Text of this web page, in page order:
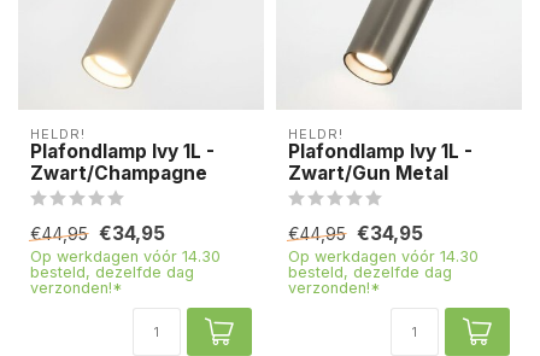
HELDR!
Plafondlamp Ivy 1L -
Zwart/Champagne
€44,95 €34,95
Op werkdagen vóór 14.30
besteld, dezelfde dag
verzonden!*
HELDR!
Plafondlamp Ivy 1L -
Zwart/Gun Metal
€44,95 €34,95
Op werkdagen vóór 14.30
besteld, dezelfde dag
verzonden!*